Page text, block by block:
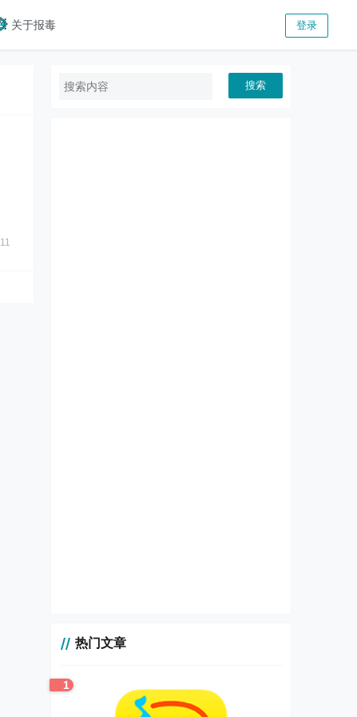
关于报毒 登录
11
搜索
热门文章
1